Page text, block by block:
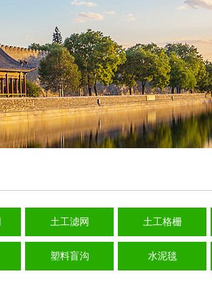
土工滤网 土工格栅
塑料盲沟 水泥毯